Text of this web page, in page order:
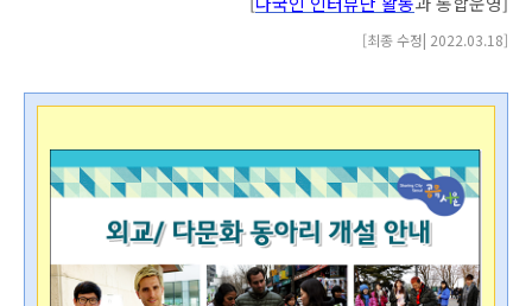
[최종 수정| 2022.03.18]